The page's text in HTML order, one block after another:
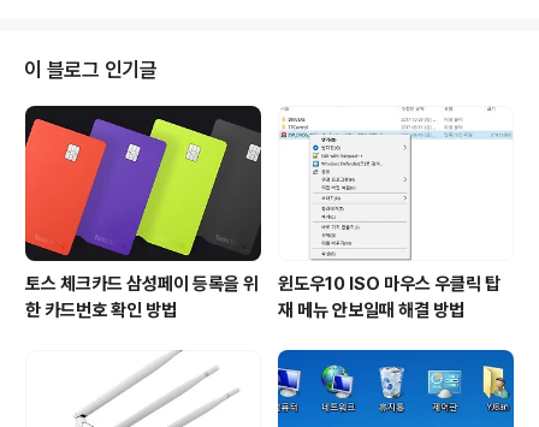
은 윈도우 10 1607/ 1709/ 1803/ 1809/ 1903/ 190
9/ 2004 까지에서 일부 프린터에서 스풀러 에러 또는 예
기치 않은 종료를 발생시키고 있는 것으로 보고되었다." 라
는 내용이 있더군요. 제가 항상 윈도우 업데이트에 민감해
서 윈도우 업데이트가 있으면 남들보다 빠르게 적용해 볼
려고 노력하는데..
이 블로그 인기글
토스 체크카드 삼성페이 등록을 위
한 카드번호 확인 방법
윈도우10 ISO 마우스 우클릭 탑
재 메뉴 안보일때 해결 방법